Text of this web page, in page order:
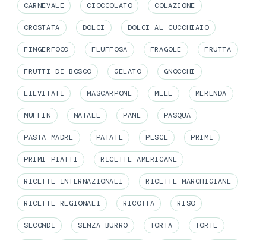
CARNEVALE CIOCCOLATO COLAZIONE
CROSTATA DOLCI DOLCI AL CUCCHIAIO
FINGERFOOD FLUFFOSA FRAGOLE FRUTTA
FRUTTI DI BOSCO GELATO GNOCCHI
LIEVITATI MASCARPONE MELE MERENDA
MUFFIN NATALE PANE PASQUA
PASTA MADRE PATATE PESCE PRIMI
PRIMI PIATTI RICETTE AMERICANE
RICETTE INTERNAZIONALI RICETTE MARCHIGIANE
RICETTE REGIONALI RICOTTA RISO
SECONDI SENZA BURRO TORTA TORTE